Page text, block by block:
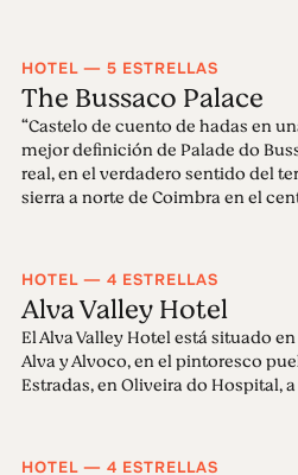
HOTEL — 5 ESTRELLAS
The Bussaco Palace
“Castelo de cuento de hadas en
mejor definición de Palade do
real, en el verdadero sentido del
sierra a norte de Coimbra en el
HOTEL — 4 ESTRELLAS
Alva Valley Hotel
El Alva Valley Hotel está situado
Alva y Alvoco, en el pintoresco
Estradas, en Oliveira do Hospital,
HOTEL — 4 ESTRELLAS